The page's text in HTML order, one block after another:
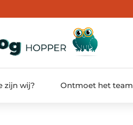
zijn wij? Ontmoet het team